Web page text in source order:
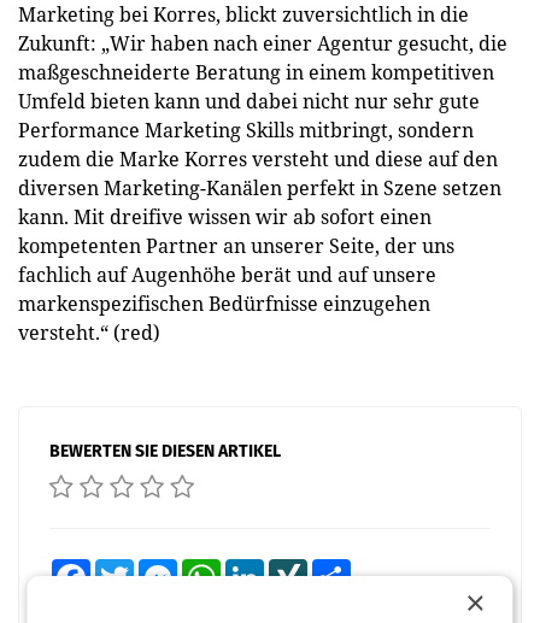
Marketing bei Korres, blickt zuversichtlich in die
Zukunft: „Wir haben nach einer Agentur gesucht, die
maßgeschneiderte Beratung in einem kompetitiven
Umfeld bieten kann und dabei nicht nur sehr gute
Performance Marketing Skills mitbringt, sondern
zudem die Marke Korres versteht und diese auf den
diversen Marketing-Kanälen perfekt in Szene setzen
kann. Mit dreifive wissen wir ab sofort einen
kompetenten Partner an unserer Seite, der uns
fachlich auf Augenhöhe berät und auf unsere
markenspezifischen Bedürfnisse einzugehen
versteht.“ (red)
BEWERTEN SIE DIESEN ARTIKEL
FacebookTwitter MessengerWhatsAppLinkedInXING
×